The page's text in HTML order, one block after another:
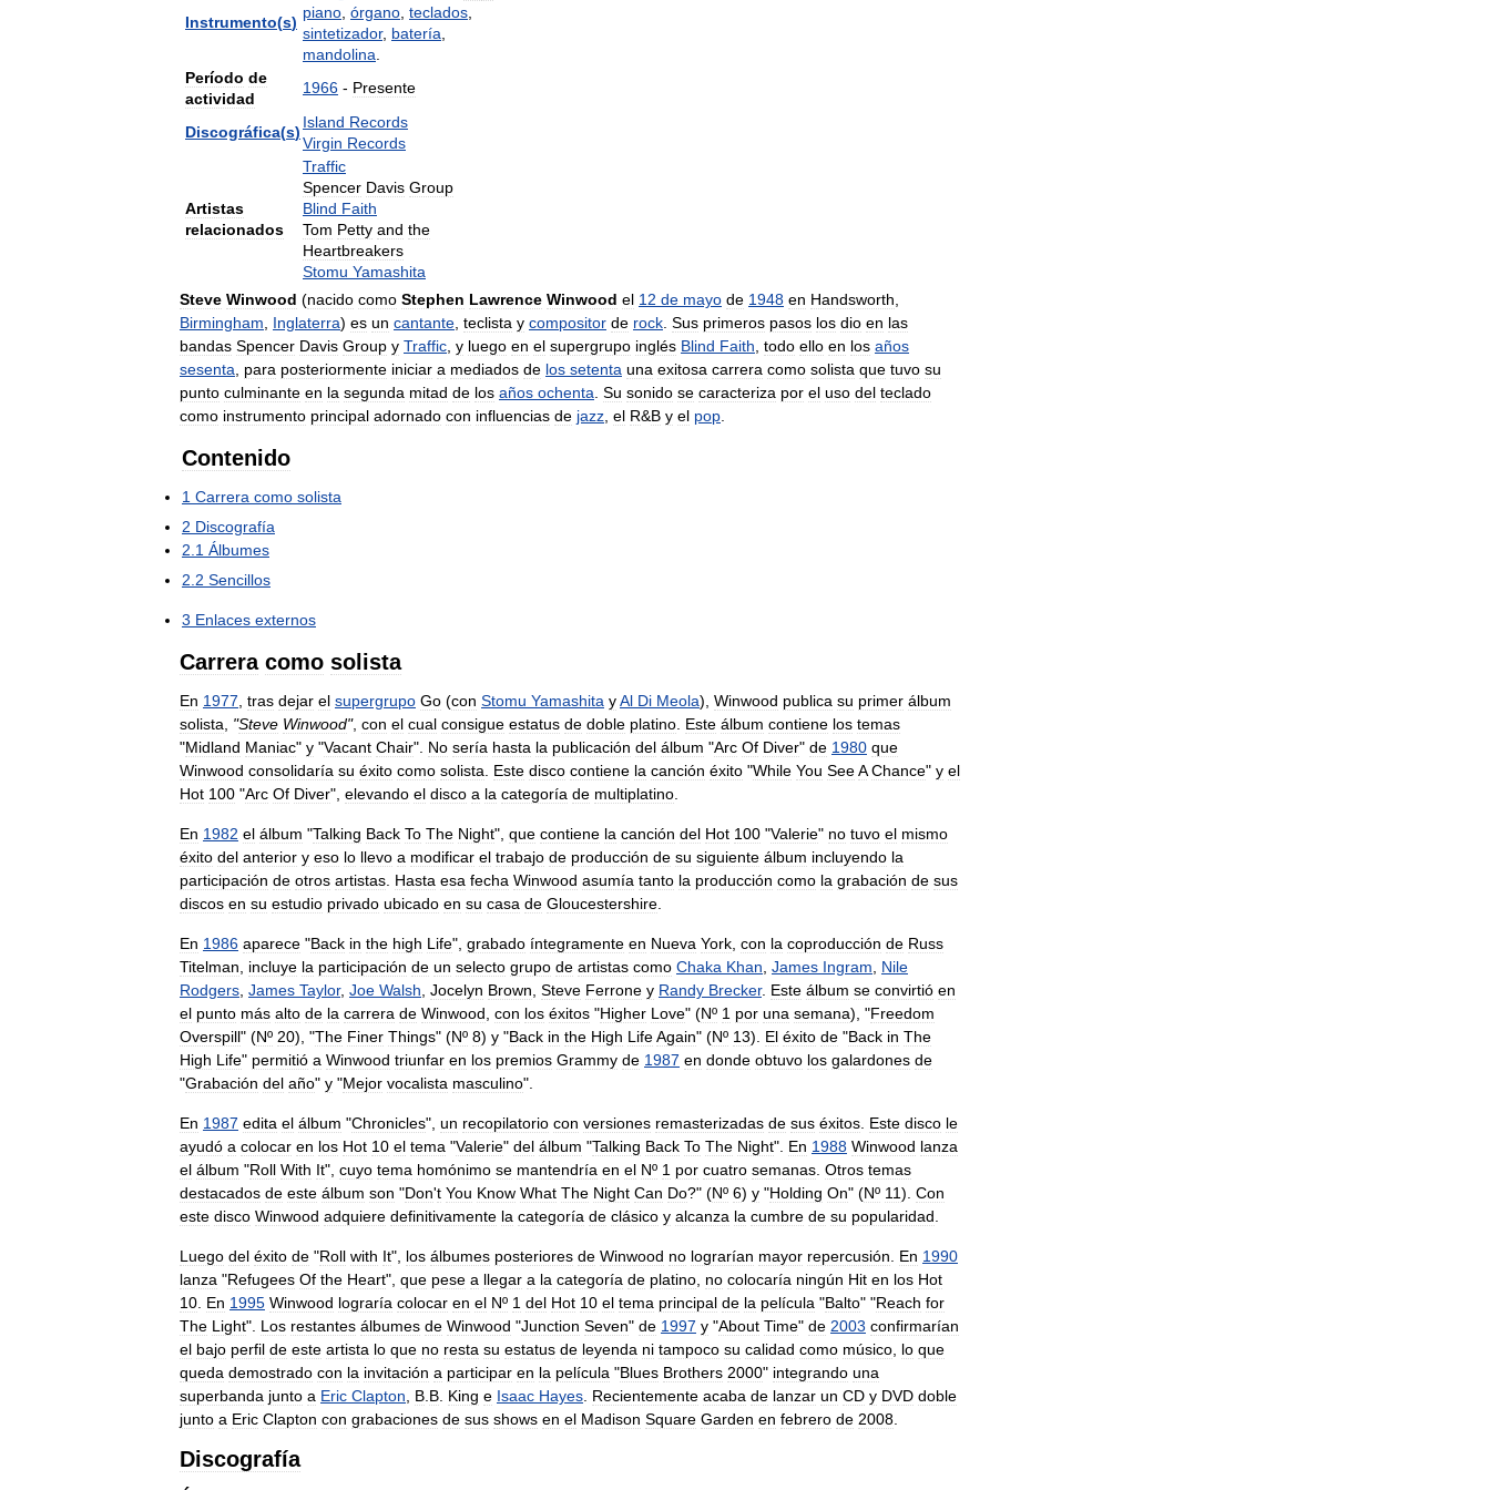
Instrumento(s)
piano órgano teclados
sintetizador, batería
mandolina
Período de
actividad
1966 - Presente
Discográfica(s)
Island Records
Virgin Records
Artistas
relacionados
Traffic
Spencer Davis Group
Blind Faith
Tom Petty and the
Heartbreakers
Stomu Yamashita
Steve Winwood (nacido como Stephen Lawrence Winwood el 12 de mayo de 1948 en Handsworth
Birmingham
Inglaterra) es un cantante teclista y compositor de rock Sus primeros pasos los dio en las
bandas Spencer Davis Group y Traffic y luego en el supergrupo inglés Blind Faith todo ello en los años
sesenta
para posteriormente iniciar a mediados de los setenta una exitosa carrera como solista que tuvo su
punto culminante en la segunda mitad de los años ochenta Su sonido se caracteriza por el uso del teclado
como instrumento principal adornado con influencias de jazz el R&B y el pop
Contenido
1 Carrera como solista
2 Discografía
2 1 Álbumes
2 2 Sencillos
3 Enlaces externos
Carrera como solista
En 1977 tras dejar el supergrupo Go (con Stomu Yamashita yAl Di Meola), Winwood publica su primer álbum
solista
"Steve Winwood", con el cual consigue estatus de doble platino Este álbum contiene los temas
"Midland Maniac" y "Vacant Chair". No sería hasta la publicación del álbum "Arc Of Diver" de 1980 que
Winwood consolidaría su éxito como solista Este disco contiene la canción éxito "While You SeeA Chance" y el
Hot 100 "Arc Of Diver", elevando el disco a la categoría de multiplatino
En 1982 el álbum "Talking Back To The Night", que contiene la canción del Hot 100 "Valerie" no tuvo el mismo
éxito del anterior y eso lo llevo a modificar el trabajo de producción de su siguiente álbum incluyendo la
participación de otros artistas Hasta esa fecha Winwood asumía tanto la producción como la grabación de sus
discos en su estudio privado ubicado en su casa de Gloucestershire
En 1986 aparece "Back in the high Life", grabado íntegramente en Nueva York con la coproducción de Russ
Titelman
incluye la participación de un selecto grupo de artistas como Chaka Khan James Ingram
Nile
Rodgers James Taylor, Joe Walsh Jocelyn Brown Steve Ferrone y Randy Brecker. Este álbum se convirtió en
el punto más alto de la carrera de Winwood con los éxitos "Higher Love" (Nº 1 por una semana), "Freedom
Overspill" (Nº 20), "The Finer Things" (Nº 8) y "Back in the High LifeAgain" (Nº 13). El éxito de "Back in The
High Life" permitió a Winwood triunfar en los premios Grammy de 1987 en donde obtuvo los galardones de
"Grabación del año" y "Mejor vocalista masculino".
En 1987 edita el álbum "Chronicles", un recopilatorio con versiones remasterizadas de sus éxitos Este disco le
ayudó a colocar en los Hot 10 el tema "Valerie" del álbum "Talking Back To The Night". En 1988 Winwood lanza
el álbum "Roll With It", cuyo tema homónimo se mantendría en el Nº 1 por cuatro semanas Otros temas
destacados de este álbum son "Don't You Know What The Night Can Do?" (Nº 6) y "Holding On" (Nº 11). Con
este disco Winwood adquiere definitivamente la categoría de clásico y alcanza la cumbre de su popularidad
Luego del éxito de "Roll with It", los álbumes posteriores de Winwood no lograrían mayor repercusión En 1990
lanza "Refugees Of the Heart", que pese a llegar a la categoría de platino no colocaría ningún Hit en los Hot
10 En 1995 Winwood lograría colocar en el Nº 1 del Hot 10 el tema principal de la película "Balto" "Reach for
The Light". Los restantes álbumes de Winwood "Junction Seven" de 1997 y "About Time" de 2003 confirmarían
el bajo perfil de este artista lo que no resta su estatus de leyenda ni tampoco su calidad como músico lo que
queda demostrado con la invitación a participar en la película "Blues Brothers 2000" integrando una
superbanda junto a Eric Clapton B B King e Isaac Hayes Recientemente acaba de lanzar un CD y DVD doble
junto a Eric Clapton con grabaciones de sus shows en el Madison Square Garden en febrero de 2008
Discografía